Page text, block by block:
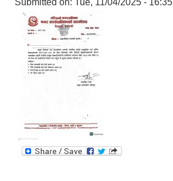
Submitted on: Tue, 11/04/2025 - 16:35